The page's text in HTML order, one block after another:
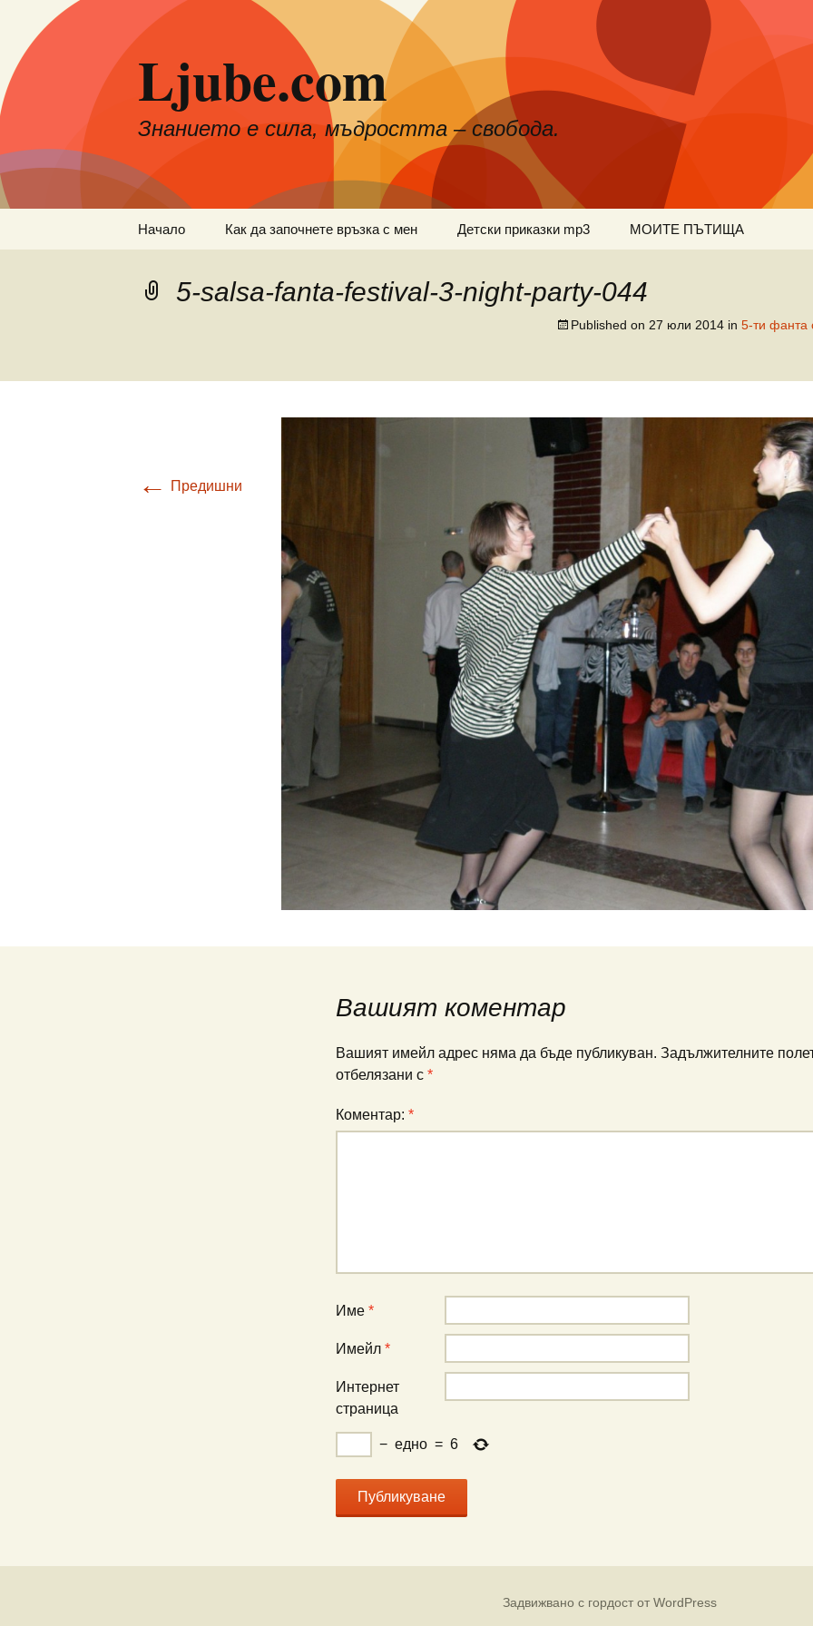
съдържанието
Ljube.com
Знанието е сила, мъдростта – свобода.
Начало Как да започнете връзка с мен Детски приказки mp3 МОИТЕ ПЪТИЩА
5-salsa-fanta-festival-3-night-party-044
Published on 27 юли 2014 in 5-ти фанта
← Предишни
Вашият коментар
Вашият имейл адрес няма да бъде публикуван. Задължителните
отбелязани с *
Коментар: *
Име *
Имейл *
Интернет
страница
− едно = 6
Задвижвано с гордост от WordPress